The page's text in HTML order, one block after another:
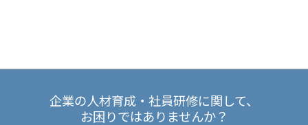
企業の人材育成・社員研修に関して、
お困りではありませんか？